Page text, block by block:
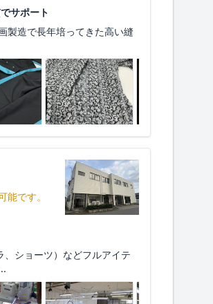
サポート
製造で長年培ってきた高い縫
です。
ショーツ）などフルアイテ